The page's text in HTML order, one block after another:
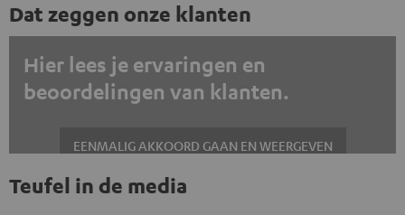
Dat zeggen onze klanten
Hier lees je ervaringen en
beoordelingen van klanten.
EENMALIG AKKOORD GAAN EN WEERGEVEN
Altijd externe inhoud weergeven? Schakel dit in de gegevensinstellingen
Teufel in de media